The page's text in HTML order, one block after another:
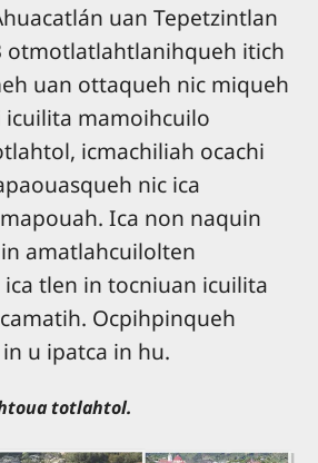
uan Tepetzintlan
otmotlatlahtlanihqueh itich
uan ottaqueh nic miqueh
mamoihcuilo
icmachiliah ocachi
nic ica
Ica non naquin
amatlahcuilolten
tlen in tocniuan icuilita
Ocpihpinqueh
u ipatca in hu.
totlahtol.